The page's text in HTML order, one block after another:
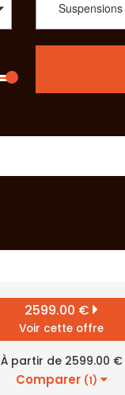
Suspensions
2599.00 €
Voir cette offre
À partir de 2599.00 €
Comparer (1)